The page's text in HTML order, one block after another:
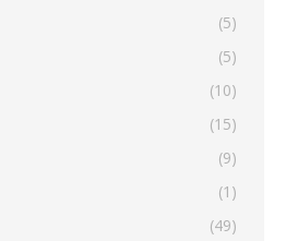
(5)
(5)
(10)
(15)
(9)
(1)
(49)